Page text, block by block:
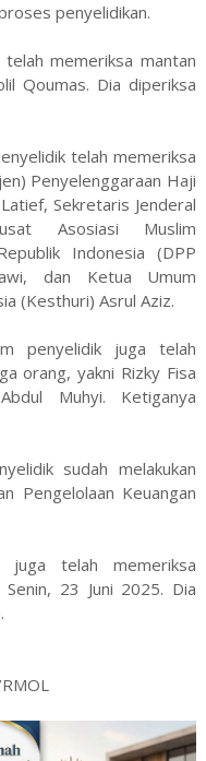
penyelidikan.
memeriksa mantan
Qoumas. Dia diperiksa
telah memeriksa
Penyelenggaraan Haji
Sekretaris Jenderal
Asosiasi Muslim
Indonesia (DPP
dan Ketua Umum
(Kesthuri) Asrul Aziz.
penyelidik juga telah
orang, yakni Rizky Fisa
Muhyi. Ketiganya
sudah melakukan
Pengelolaan Keuangan
juga telah memeriksa
23 Juni 2025. Dia